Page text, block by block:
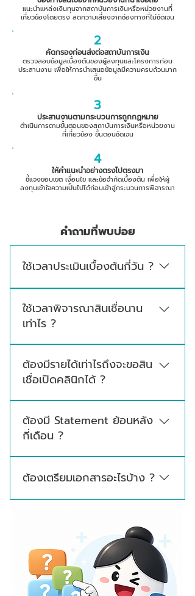
แนะนำแหล่งเงินทุนจากสถาบันการเงินหรือหน่วยงานที่
เกี่ยวข้องโดยตรง ลดความเสี่ยงจากช่องทางที่ไม่ชัดเจน
2
คัดกรองก่อนส่งต่อสถาบันการเงิน
ตรวจสอบข้อมูลเบื้องต้นของผู้ลงทุนและโครงการก่อน
ประสานงาน เพื่อให้การนำเสนอข้อมูลมีความครบถ้วนมาก
ขึ้น
3
ประสานงานตามกระบวนการถูกกฏหมาย
ดำเนินการตามขั้นตอนของสถาบันการเงินหรือหน่วยงาน
ที่เกี่ยวข้อง ขั้นตอนชัดเจน
4
ให้คำแนะนำอย่างตรงไปตรงมา
ชี้แจงขอบเขต เงื่อนไข และข้อจำกัดเบื้องต้น เพื่อให้ผู้
ลงทุนเข้าใจความเป็นไปได้ก่อนเข้าสู่กระบวนการพิจารณา
คำถามที่พบบ่อย
ใช้เวลาประเมินเบื้องต้นกี่วัน ?
เบื้องต้นประมาณ 1–3 วันทำการ เพื่อดูความ
พร้อมของข้อมูล เอกสาร และแนวทางสินเชื่อที่
ใช้เวลาพิจารณาสินเชื่อนาน
เท่าไร ?
ขอสินเชื่อ ประเภทสินเชื่อ หลักประกัน และขั้นตอน
ของแต่ละธนาคาร
ต้องมีรายได้เท่าไรถึงจะขอสิน
เชื่อเปิดคลินิกได้ ?
หนี้เดิม ประเภทสินเชื่อ และเงื่อนไขของธนาคาร
ทีมงานสามารถช่วยประเมินเบื้องต้นจากรายได้
ต้องมี Statement ย้อนหลัง
กี่เดือน ?
อย่างน้อย 6–12 เดือน แต่จำนวนเดือนที่ใช้จริงขึ้น
ต้องเตรียมเอกสารอะไรบ้าง ?
เดือน ใบประกอบวิชาชีพ เอกสารคลินิกหรือธุรกิจ
เอกสารหลักประกัน และใบเสนอราคาค่าตกแต่ง
หรือเครื่องมือแพทย์ (หากมี)